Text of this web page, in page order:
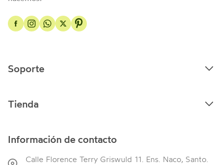
Soporte
Tienda
Información de contacto
Calle Florence Terry Griswuld 11. Ens. Naco, Santo.